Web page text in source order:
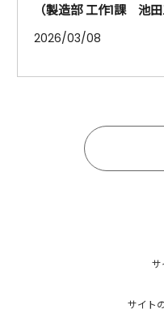
（製造部 工作1課 池田
2026/03/08
サ
サイト